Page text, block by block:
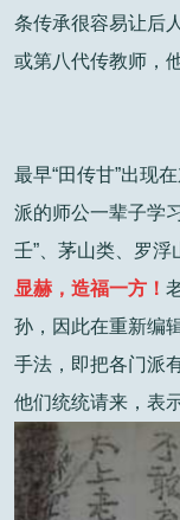
条传承很容易让后
或第八代传教师，
最早“田传甘”出现
派的师公一辈子学
壬”、茅山类、罗浮
显赫，造福一方！
孙，因此在重新编
手法，即把各门派
他们统统请来，表